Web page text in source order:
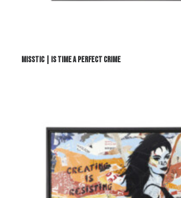
Misstic | Is time a perfect crime